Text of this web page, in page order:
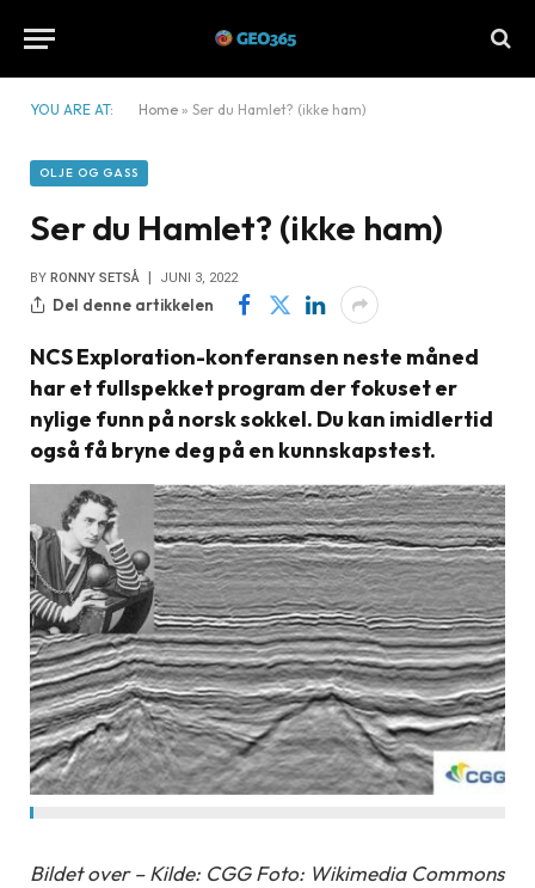
YOU ARE AT: Home » Ser du Hamlet? (ikke ham)
OLJE OG GASS
Ser du Hamlet? (ikke ham)
BY RONNY SETSÅ JUNI 3, 2022
Del denne artikkelen
NCS Exploration-konferansen neste måned
har et fullspekket program der fokuset er
nylige funn på norsk sokkel. Du kan imidlertid
også få bryne deg på en kunnskapstest.
Bildet over – Kilde: CGG Foto: Wikimedia Commons